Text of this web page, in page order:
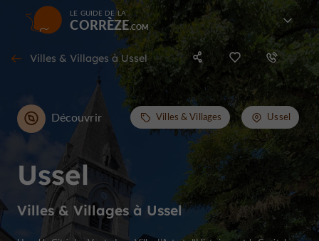
LE GUIDE DE LA
CORRÈZE
Villes & Villages à Ussel
Ussel
Villes & Villages à Ussel
Découvrir Villes & Villages Ussel